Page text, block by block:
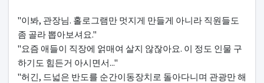
"이봐, 관장님. 홀로그램만 멋지게 만들게 아니라 직원들도
좀 골라 뽑아보셔요."
"요즘 애들이 직장에 얽매여 살지 않잖아요. 이 정도 인물 구
하기도 힘든거 아시면서..."
"허긴, 드넓은 반도를 순간이동장치로 돌아다니며 관광만 해